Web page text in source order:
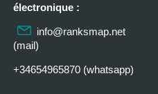
électronique :
info@ranksmap.net
(mail)
+34654965870 (whatsapp)